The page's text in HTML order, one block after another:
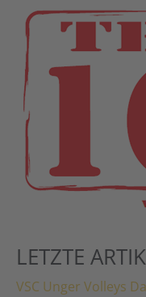
LETZTE
VSC Unger Volleys